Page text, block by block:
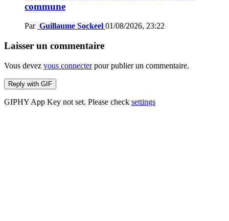
commune
Par Guillaume Sockeel 01/08/2026, 23:22
Laisser un commentaire
Vous devez vous connecterpour publier un commentaire.
Reply with GIF
GIPHY App Key not set. Please check settings